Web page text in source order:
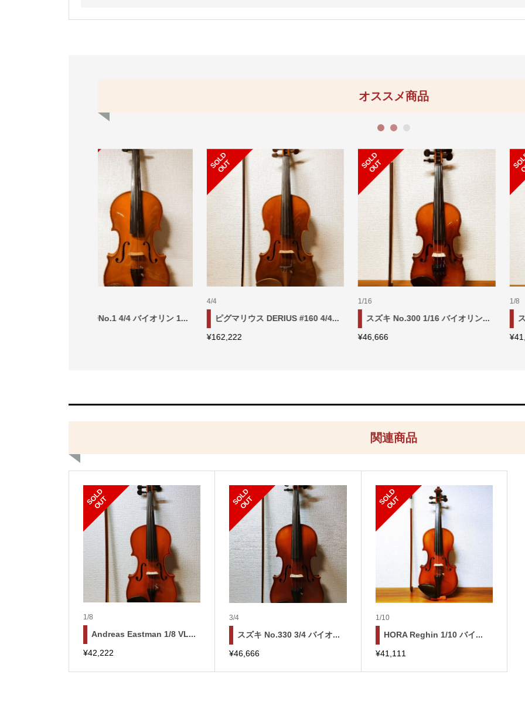
オススメ商品
S
L
D
O
U
スズキ No.540 4/4 バイオリン ...
スズキ No.360 3/4 バイオリン ...
S O
L
D
O
U T
スズキ No.520 4/4 バイオリン
1 2 3
関連商品
S
O
L
D
O
U
T
1/8
Andreas Eastman 1/8 VL...
¥42,222
S
O
L
D
O
U
T
3/4
スズキ No.330 3/4 バイオ...
¥46,666
S
O
L
D
O
U
T
1/10
HORA Reghin 1/10 バイ...
¥41,111